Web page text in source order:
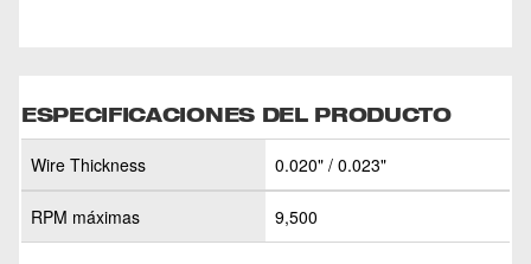
ESPECIFICACIONES DEL PRODUCTO
Wire Thickness 0.020" / 0.023"
RPM máximas 9,500